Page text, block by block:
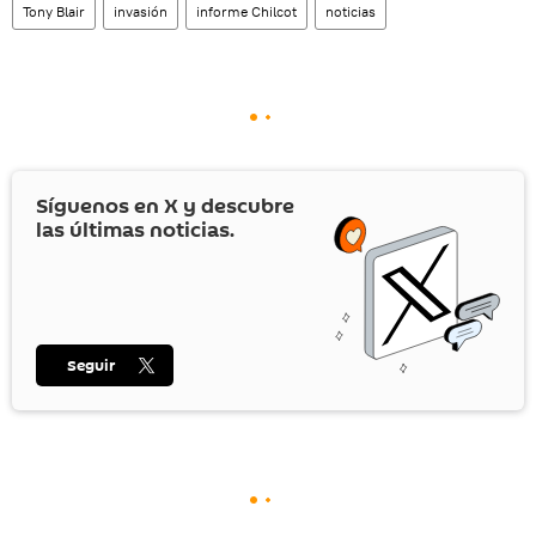
Tony Blair invasión informe Chilcot noticias
Síguenos en X y descubre
las últimas noticias.
Seguir